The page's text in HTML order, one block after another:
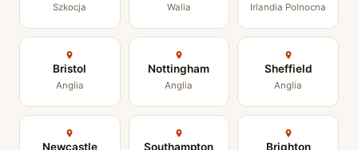
Szkocja Walia Irlandia Polnocna
Bristol
Anglia
Nottingham
Anglia
Sheffield
Anglia
Newcastle Southampton Brighton